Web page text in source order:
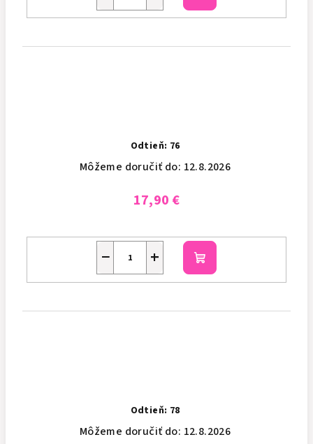
košíka
Odtieň: 76
Môžeme doručiť do: 12.8.2026
17,90 €
+
− Do
košíka
Odtieň: 78
Môžeme doručiť do: 12.8.2026